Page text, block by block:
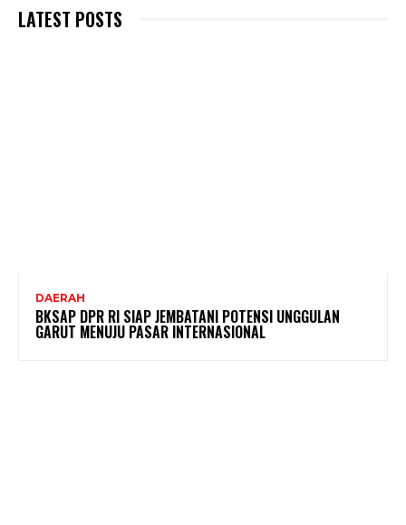
LATEST POSTS
DAERAH
BKSAP DPR RI SIAP JEMBATANI POTENSI UNGGULAN
GARUT MENUJU PASAR INTERNASIONAL